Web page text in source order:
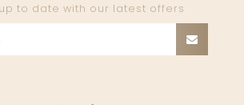
to date with our latest offers